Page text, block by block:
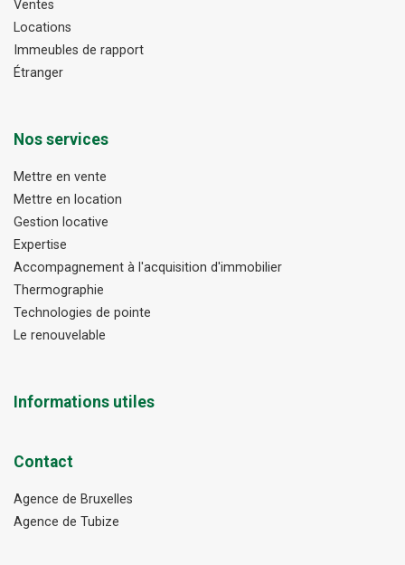
Ventes
Locations
Immeubles de rapport
Étranger
Nos services
Mettre en vente
Mettre en location
Gestion locative
Expertise
Accompagnement à l'acquisition d'immobilier
Thermographie
Technologies de pointe
Le renouvelable
Informations utiles
Contact
Agence de Bruxelles
Agence de Tubize